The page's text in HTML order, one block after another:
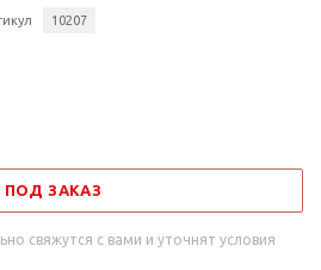
10207
ПОД ЗАКАЗ
свяжутся с вами и уточнят условия